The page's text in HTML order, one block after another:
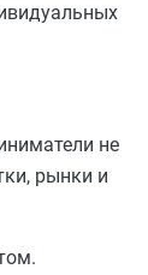
не
рынки и